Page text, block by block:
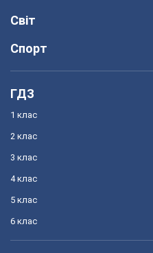
Світ
Спорт
ГДЗ
1 клас
2 клас
3 клас
4 клас
5 клас
6 клас